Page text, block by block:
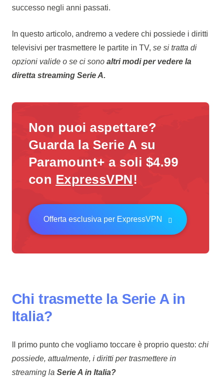
successo negli anni passati.
In questo articolo, andremo a vedere chi possiede i diritti
televisivi per trasmettere le partite in TV, se si tratta di
opzioni valide o se ci sono altri modi per vedere la
diretta streaming Serie A.
Non puoi aspettare?
Guarda la Serie A su
Paramount+ a soli $4.99
con ExpressVPN!
Offerta esclusiva per ExpressVPN
Chi trasmette la Serie A in
Italia?
Il primo punto che vogliamo toccare è proprio questo: chi
possiede, attualmente, i diritti per trasmettere in
streaming la Serie A in Italia?